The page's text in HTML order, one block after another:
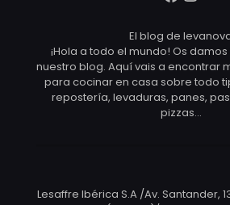
El blog de
¡Hola a todo el mundo! Os
nuestro blog. Aquí vais a encontrar
para cocinar en casa sobre todo
repostería, levaduras, panes,
pizzas…
Lesaffre Ibérica S.A /Av. Santander,